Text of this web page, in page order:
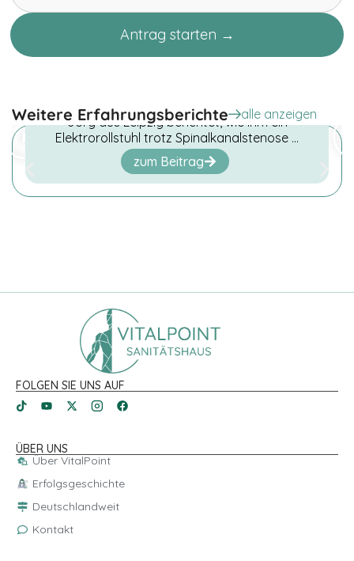
Antrag starten →
Weitere Erfahrungsberichte alle anzeigen
Leipzig gewinnt Mobilität zurück
Jörg aus Leipzig berichtet, wie ihm ein
Elektrorollstuhl trotz Spinalkanalstenose …
zum Beitrag
FOLGEN SIE UNS AUF
ÜBER UNS
Über VitalPoint
Erfolgsgeschichte
Deutschlandweit
Kontakt
verwenden